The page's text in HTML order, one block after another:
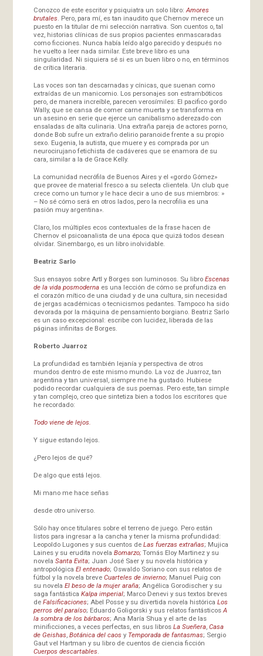
Conozco de este escritor y psiquiatra un solo libro: Amores
brutales. Pero, para mí, es tan inaudito que Chernov merece un
puesto en la titular de mi selección narrativa. Son cuentos o, tal
vez, historias clínicas de sus propios pacientes enmascaradas
como ficciones. Nunca había leído algo parecido y después no
he vuelto a leer nada similar. Este breve libro es una
singularidad. Ni siquiera sé si es un buen libro o no, en términos
de crítica literaria.
Las voces son tan descarnadas y cínicas, que suenan como
extraídas de un manicomio. Los personajes son estrambóticos
pero, de manera increíble, parecen verosímiles: El pacifico gordo
Wally, que se cansa de comer carne muerta y se transforma en
un asesino en serie que ejerce un canibalismo aderezado con
ensaladas de alta culinaria. Una extraña pareja de actores porno,
donde Bob sufre un extraño delirio paranoide frente a su propio
sexo. Eugenia, la autista, que muere y es comprada por un
neurocirujano fetichista de cadáveres que se enamora de su
cara, similar a la de Grace Kelly.
La comunidad necrófila de Buenos Aires y el «gordo Gómez»
que provee de material fresco a su selecta clientela. Un club que
crece como un tumor y le hace decir a uno de sus miembros: »
– No sé cómo será en otros lados, pero la necrofilia es una
pasión muy argentina».
Claro, los múltiples ecos contextuales de la frase hacen de
Chernov el psicoanalista de una época que quizá todos desean
olvidar. Sinembargo, es un libro inolvidable.
Beatriz Sarlo
Sus ensayos sobre Artl y Borges son luminosos. Su libro Escenas
de la vida posmodernaes una lección de cómo se profundiza en
el corazón mítico de una ciudad y de una cultura, sin necesidad
de jergas académicas o tecnicismos pedantes. Tampoco ha sido
devorada por la máquina de pensamiento borgiano. Beatriz Sarlo
es un caso excepcional: escribe con lucidez, liberada de las
páginas infinitas de Borges.
Roberto Juarroz
La profundidad es también lejanía y perspectiva de otros
mundos dentro de este mismo mundo. La voz de Juarroz, tan
argentina y tan universal, siempre me ha gustado. Hubiese
podido recordar cualquiera de sus poemas. Pero este, tan simple
y tan complejo, creo que sintetiza bien a todos los escritores que
he recordado:
Todo viene de lejos.
Y sigue estando lejos.
¿Pero lejos de qué?
De algo que está lejos.
Mi mano me hace señas
desde otro universo.
Sólo hay once titulares sobre el terreno de juego. Pero están
listos para ingresar a la cancha y tener la misma profundidad:
Leopoldo Lugones y sus cuentos de Las fuerzas extrañas; Mujica
Laines y su erudita novela Bomarzo;Tomás Eloy Martinez y su
novela Santa Evita; Juan José Saer y su novela histórica y
antropológica El entenado; Oswaldo Soriano con sus relatos de
fútbol y la novela breve Cuarteles de invierno; Manuel Puig con
su novela El beso de la mujer araña; Angélica Gorodischer y su
saga fantástica Kalpa imperial; Marco Denevi y sus textos breves
de Falsificaciones; Abel Posse y su divertida novela histórica Los
perros del paraíso; Eduardo Goligorski y sus relatos fantásticos A
la sombra de los bárbaros; Ana María Shua y el arte de las
minificciones, a veces perfectas, en sus libros La Sueñera, Casa
de Geishas, Botánica del caosy Temporada de fantasmas; Sergio
Gaut vel Hartman y su libro de cuentos de ciencia ficción
Cuerpos descartables.